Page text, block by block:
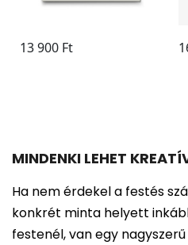
MINDENKI LEHET
Ha nem érdekel a festés
konkrét minta helyett
festenél, van egy